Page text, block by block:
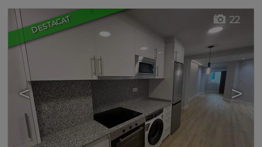
DESTACAT
< >
22